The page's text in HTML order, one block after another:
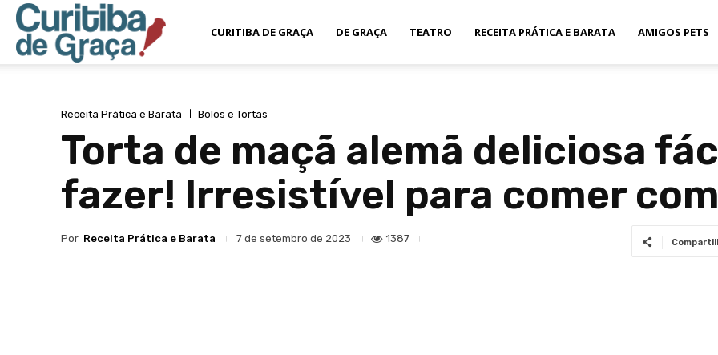
Curitiba
Graça
CURITIBA DE GRAÇA DE GRAÇA TEATRO RECEITA PRÁTICA E BARATA AMIGOS PETS
Receita Prática e Barata Bolos e Tortas
Torta de maçã alemã deliciosa
fazer! Irresistível para comer
Por Receita Prática e Barata 7 de setembro de 2023 1387